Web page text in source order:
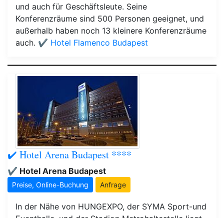
und auch für Geschäftsleute. Seine
Konferenzräume sind 500 Personen geeignet, und
außerhalb haben noch 13 kleinere Konferenzräume
auch. ✔️ Hotel Flamenco Budapest
✔️ Hotel Arena Budapest ****
✔️ Hotel Arena Budapest
Preise, Online-Buchung Anfrage
In der Nähe von HUNGEXPO, der SYMA Sport-und